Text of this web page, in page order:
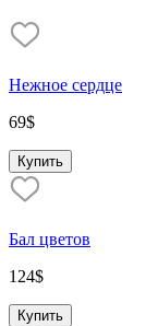
Нежное сердце
69$
Купить
Бал цветов
124$
Купить